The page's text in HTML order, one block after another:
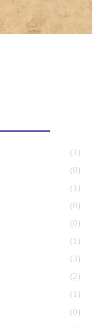
(1)
(0)
(1)
(0)
(0)
(1)
(3)
(2)
(1)
(0)